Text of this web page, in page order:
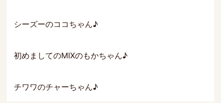
シーズーのココちゃん♪
初めましてのMIXのもかちゃん♪
チワワのチャーちゃん♪